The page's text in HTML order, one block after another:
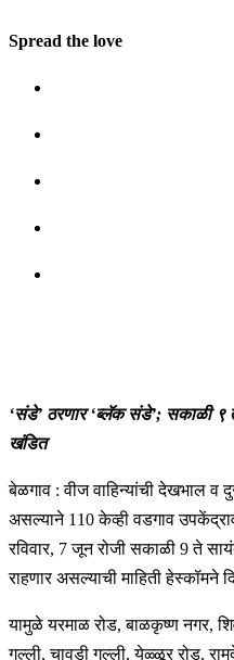
Spread the love
‘संडे’ ठरणार ‘ब्लॅक संडे’; सकाळी ९
खंडित
बेळगाव : वीज वाहिन्यांची देखभाल व
असल्याने 110 केव्ही वडगाव
रविवार, 7 जून रोजी सकाळी 9 ते
राहणार असल्याची माहिती हेस्कॉमने
यामुळे यरमाळ रोड, बाळकृष्ण नगर,
गल्ली, चावडी गल्ली, येळ्ळूर रोड,